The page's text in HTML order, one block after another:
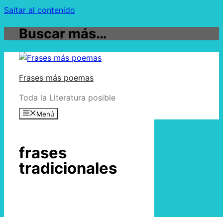
Saltar al contenido
Buscar más…
Frases más poemas
Toda la Literatura posible
Menú
frases
tradicionales